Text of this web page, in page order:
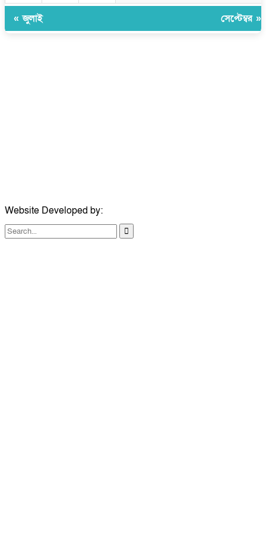
« জুলাই সেপ্টেম্বর »
Website Developed by: